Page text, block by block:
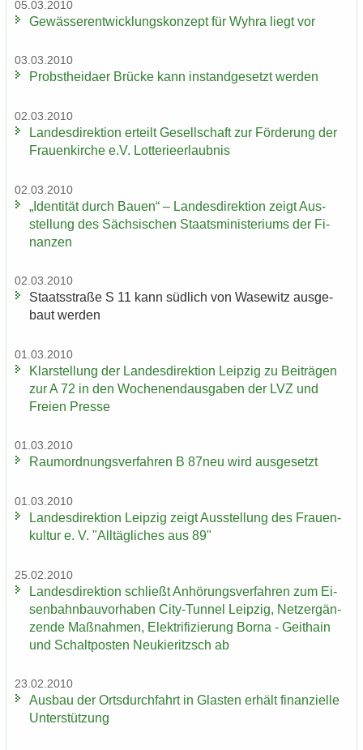
05.03.2010
Ge­wäs­ser­ent­wick­lungs­kon­zept für Wyhra liegt vor
03.03.2010
Probst­hei­da­er Brü­cke kann in­stand­ge­setzt wer­den
02.03.2010
Lan­des­di­rek­ti­on er­teilt Ge­sell­schaft zur För­de­rung der
Frau­en­kir­che e.V. Lot­te­rie­er­laub­nis
02.03.2010
„Iden­ti­tät durch Bauen“ – Lan­des­di­rek­ti­on zeigt Aus­
stel­lung des Säch­si­schen Staats­mi­nis­te­ri­ums der Fi­
nan­zen
02.03.2010
Staats­stra­ße S 11 kann süd­lich von Wase­witz aus­ge­
baut wer­den
01.03.2010
Klar­stel­lung der Lan­des­di­rek­ti­on Leip­zig zu Bei­trä­gen
zur A 72 in den Wo­chen­end­aus­ga­ben der LVZ und
Frei­en Pres­se
01.03.2010
Raum­ord­nungs­ver­fah­ren B 87neu wird aus­ge­setzt
01.03.2010
Lan­des­di­rek­ti­on Leip­zig zeigt Aus­stel­lung des Frau­en­
kul­tur e. V. "All­täg­li­ches aus 89"
25.02.2010
Lan­des­di­rek­ti­on schließt An­hö­rungs­ver­fah­ren zum Ei­
sen­bahn­bau­vor­ha­ben City-​Tunnel Leip­zig, Netz­er­gän­
zen­de Maß­nah­men, Elek­tri­fi­zie­rung Borna - Geit­hain
und Schalt­pos­ten Neu­kie­ritzsch ab
23.02.2010
Aus­bau der Orts­durch­fahrt in Glas­ten er­hält fi­nan­zi­el­le
Un­ter­stüt­zung